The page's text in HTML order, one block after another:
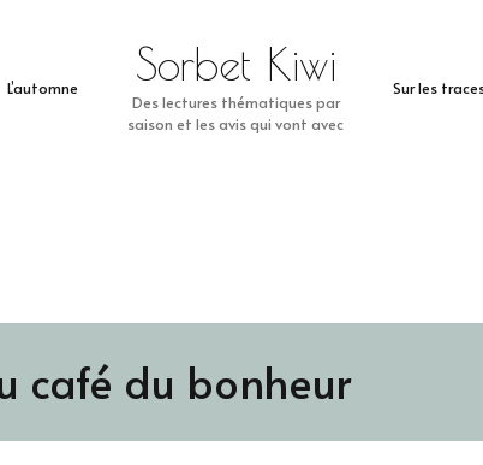
L’automne Sur les
Sorbet Kiwi
Des lectures thématiques par
saison et les avis qui vont avec
café du bonheur